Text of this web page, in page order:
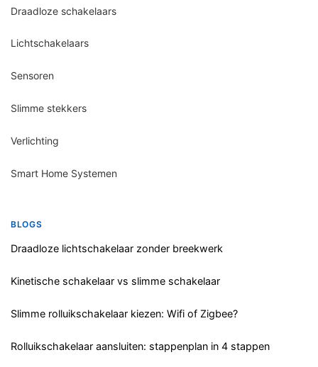
Draadloze schakelaars
Lichtschakelaars
Sensoren
Slimme stekkers
Verlichting
Smart Home Systemen
BLOGS
Draadloze lichtschakelaar zonder breekwerk
Kinetische schakelaar vs slimme schakelaar
Slimme rolluikschakelaar kiezen: Wifi of Zigbee?
Rolluikschakelaar aansluiten: stappenplan in 4 stappen